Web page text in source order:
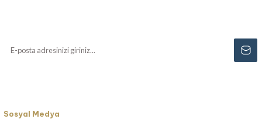
Sosyal Medya